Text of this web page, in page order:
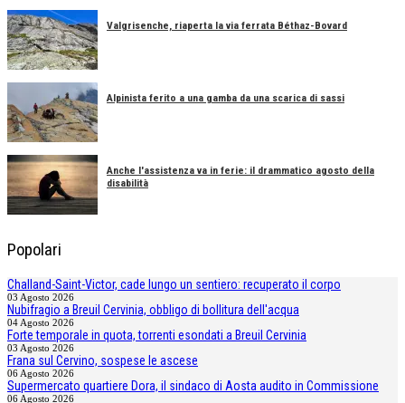
Valgrisenche, riaperta la via ferrata Béthaz-Bovard
Alpinista ferito a una gamba da una scarica di sassi
Anche l'assistenza va in ferie: il drammatico agosto della
disabilità
Popolari
Challand-Saint-Victor, cade lungo un sentiero: recuperato il corpo
03 Agosto 2026
Nubifragio a Breuil Cervinia, obbligo di bollitura dell'acqua
04 Agosto 2026
Forte temporale in quota, torrenti esondati a Breuil Cervinia
03 Agosto 2026
Frana sul Cervino, sospese le ascese
06 Agosto 2026
Supermercato quartiere Dora, il sindaco di Aosta audito in Commissione
06 Agosto 2026